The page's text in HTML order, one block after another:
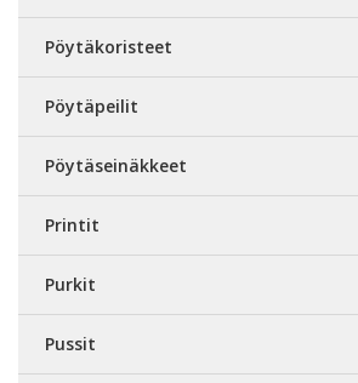
Pöytäkoristeet
Pöytäpeilit
Pöytäseinäkkeet
Printit
Purkit
Pussit